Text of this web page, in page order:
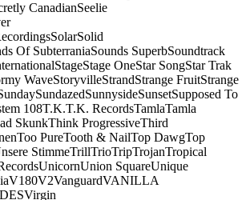
CanadianSeelie
SolarSolid
Of SubterraniaSounds SuperbSoundtrack
StageStage OneStar SongStar Trak
WaveStoryvilleStrandStrange FruitStrange
SundazedSunnysideSunsetSupposed To
108T.K.T.K. RecordsTamlaTamla
SkunkThink ProgressiveThird
Too PureTooth & NailTop DawgTop
StimmeTrillTrioTripTrojanTropical
UnicornUnion SquareUnique
V180V2VanguardVANILLA
Virgin